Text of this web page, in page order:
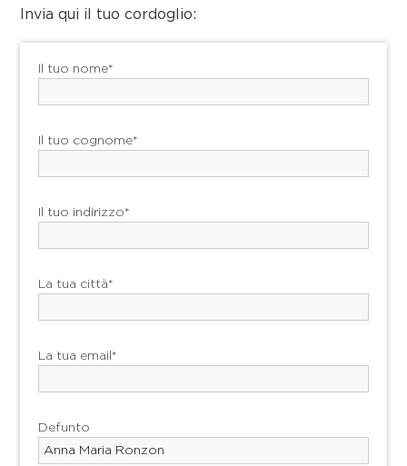
Invia qui il tuo cordoglio:
Il tuo nome*
Il tuo cognome*
Il tuo indirizzo*
La tua città*
La tua email*
Defunto